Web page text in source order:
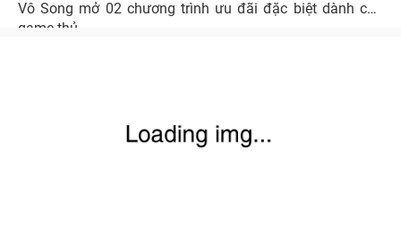
Vô Song mở 02 chương trình ưu đãi đặc biệt dành cho
game thủ.